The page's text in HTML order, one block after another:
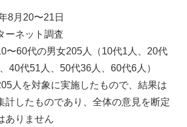
8月20〜21日
ーネット調査
〜60代の男女205人（10代1人、20代
40代51人、50代36人、60代6人）
人を対象に実施したもので、結果は
計したものであり、全体の意見を断定
ありません